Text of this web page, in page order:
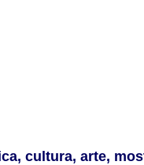
cultura, arte,